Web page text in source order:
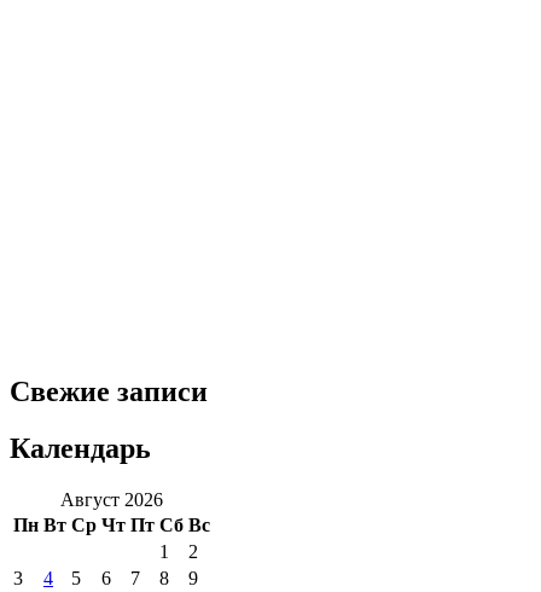
Свежие записи
Календарь
Август 2026
Пн Вт Ср Чт Пт Сб Вс
1
2
3
4 5 6 7 8
9